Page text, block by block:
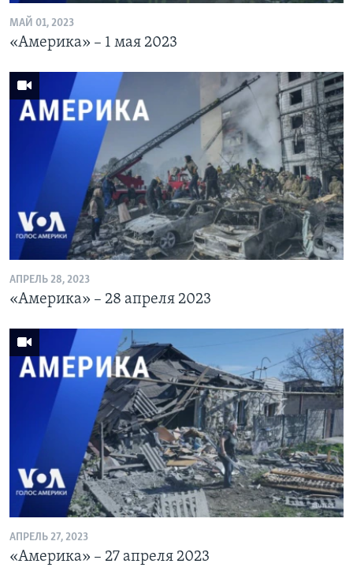
МАЙ 01, 2023
«Америка» – 1 мая 2023
АПРЕЛЬ 28, 2023
«Америка» – 28 апреля 2023
АПРЕЛЬ 27, 2023
«Америка» – 27 апреля 2023